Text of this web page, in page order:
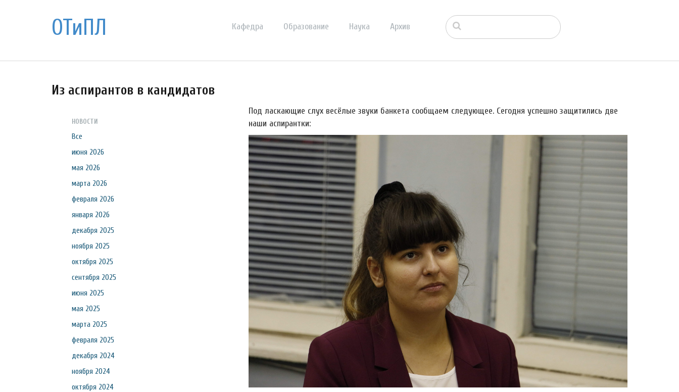
ОТиПЛ Кафедра Образование Наука Архив
Из аспирантов в кандидатов
НОВОСТИ
Все
июня 2026
мая 2026
марта 2026
февраля 2026
января 2026
декабря 2025
ноября 2025
октября 2025
сентября 2025
июня 2025
мая 2025
марта 2025
февраля 2025
декабря 2024
ноября 2024
октября 2024
Под ласкающие слух весёлые звуки банкета сообщаем следующее. Сегодня успешно защитились две
наши аспирантки: